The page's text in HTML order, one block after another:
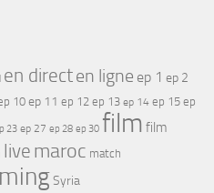
en directen ligne ep 1 ep 2
10ep 11 ep 12 ep 13 ep 14 ep 15 ep
23 ep 27 ep 28 ep 30 film film
live maroc match
Syria